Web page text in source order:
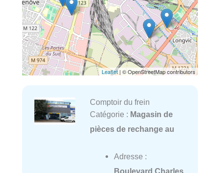
Leaflet| © OpenStreetMap contributors
Comptoir du frein
Catégorie : Magasin de
pièces de rechange au
Adresse :
Boulevard Charles